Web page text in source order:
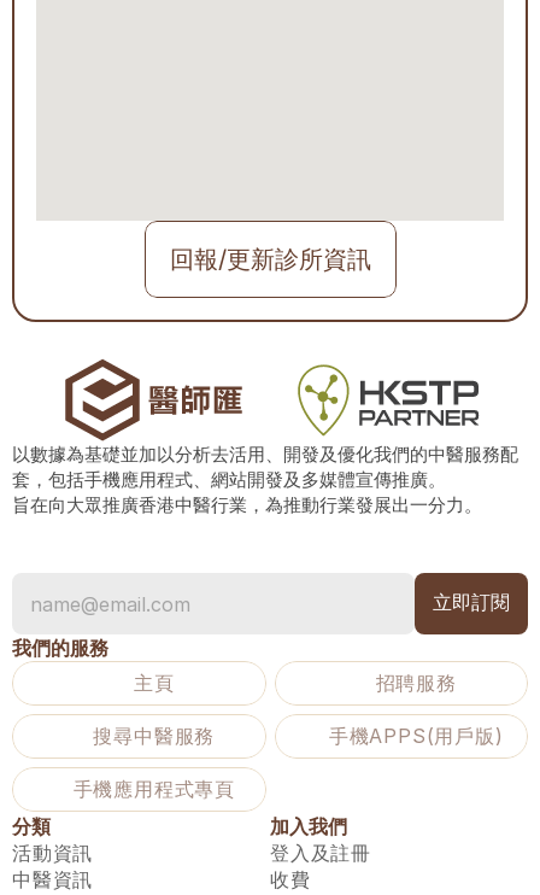
回報/更新診所資訊
以數據為基礎並加以分析去活用、開發及優化我們的中醫服務配
套，包括手機應用程式、網站開發及多媒體宣傳推廣。
旨在向大眾推廣香港中醫行業，為推動行業發展出一分力。
我們的服務
主頁
招聘服務
搜尋中醫服務 手機APPS(用戶版)
手機應用程式專頁
分類
活動資訊
中醫資訊
加入我們
登入及註冊
收費